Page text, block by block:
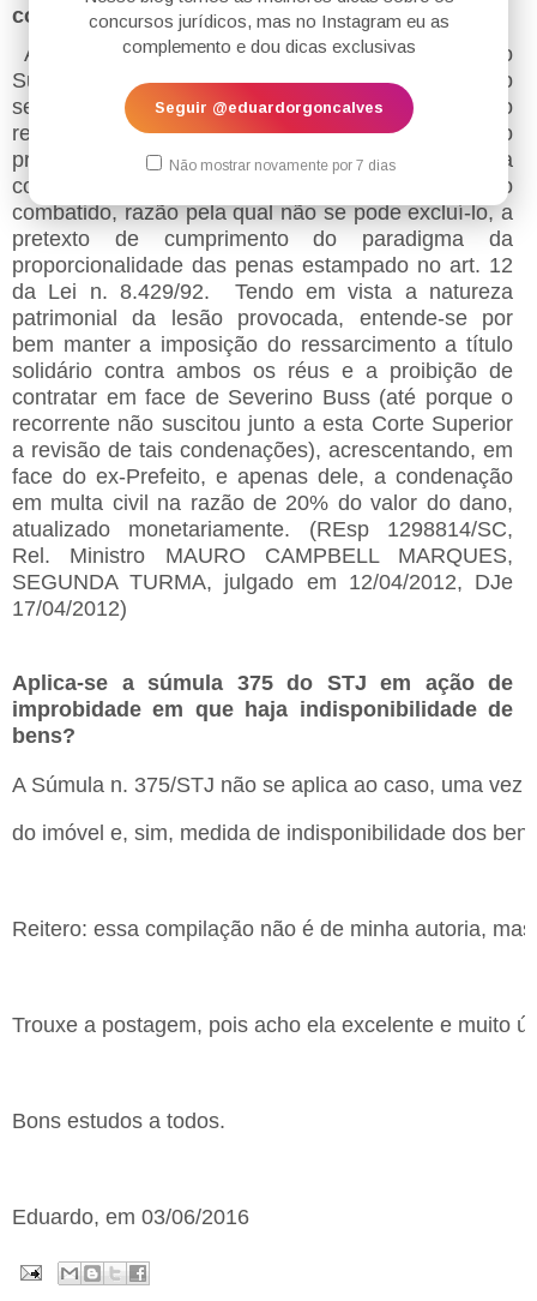
concursos jurídicos, mas no Instagram eu as
complemento e dou dicas exclusivas
Seguir @eduardorgoncalves
Não mostrar novamente por 7 dias
conteúdo patrimonial?
As Turmas que compõem a Primeira Seção do
Superior Tribunal de Justiça já se posicionaram no
sentido de que, caracterizado o prejuízo ao erário, o
ressarcimento não pode ser considerado
propriamente uma sanção, senão uma
conseqüência imediata e necessária do ato
combatido, razão pela qual não se pode excluí-lo, a
pretexto de cumprimento do paradigma da
proporcionalidade das penas estampado no art. 12
da Lei n. 8.429/92. Tendo em vista a natureza
patrimonial da lesão provocada, entende-se por
bem manter a imposição do ressarcimento a título
solidário contra ambos os réus e a proibição de
contratar em face de Severino Buss (até porque o
recorrente não suscitou junto a esta Corte Superior
a revisão de tais condenações), acrescentando, em
face do ex-Prefeito, e apenas dele, a condenação
em multa civil na razão de 20% do valor do dano,
atualizado monetariamente. (REsp 1298814/SC,
Rel. Ministro MAURO CAMPBELL MARQUES,
SEGUNDA TURMA, julgado em 12/04/2012, DJe
17/04/2012)
Aplica-se a súmula 375 do STJ em ação de
improbidade em que haja indisponibilidade de
bens?
A Súmula n. 375/STJ não se aplica ao caso, uma
do imóvel e, sim, medida de indisponibilidade dos
Reitero: essa compilação não é de minha autoria,
Trouxe a postagem, pois acho ela excelente e muito
Bons estudos a todos.
Eduardo, em 03/06/2016